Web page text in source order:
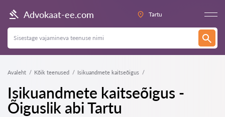
Advokaat-ee.com Tartu
Avaleht Kõik teenused Isikuandmete kaitseõigus
Isikuandmete kaitseõigus -
Õiguslik abi Tartu